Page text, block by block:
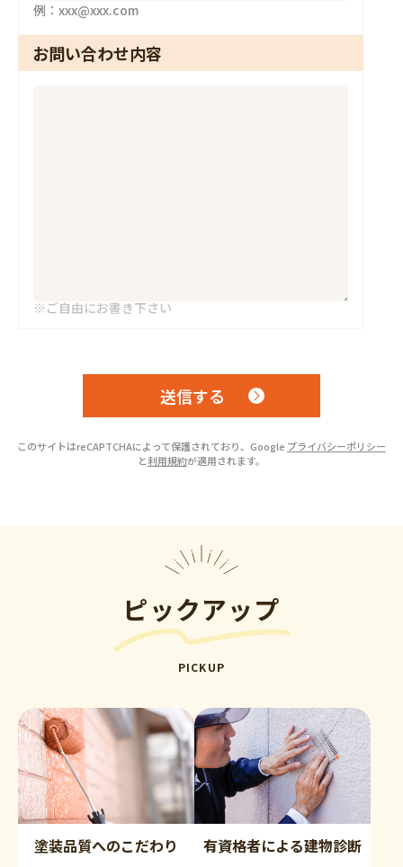
例：xxx@xxx.com
お問い合わせ内容
※ご自由にお書き下さい
このサイトはreCAPTCHAによって保護されており、Google プライバシーポリシー
と利用規約が適用されます。
ピックアップ
PICKUP
塗装品質へのこだわり 有資格者による建物診断